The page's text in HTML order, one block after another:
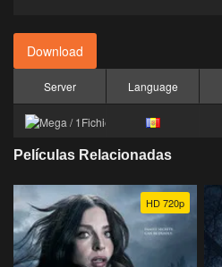
Download
Server Language
Películas Relacionadas
HD 720p